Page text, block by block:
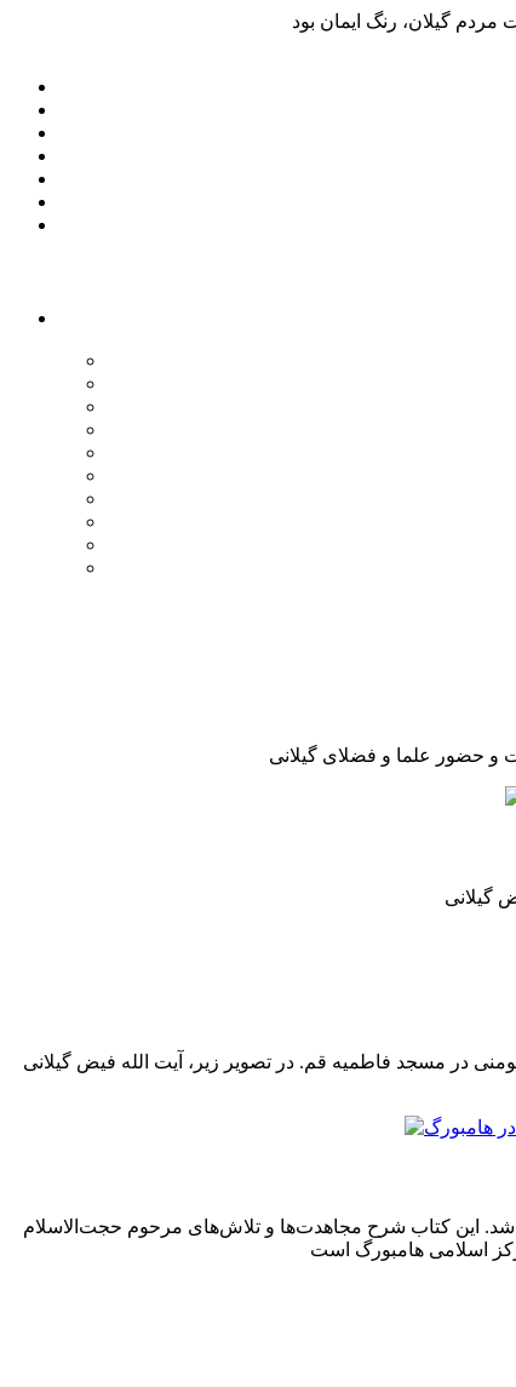
گیلانی
در مسجد فاطمیه قم. در تصویر زیر، آیت الله فیض گیلانی
از تازه‌ترین منشورات موسسه فرهنگی هنری مرکز اسناد انقلاب اسلامی، یکشنبه ۲۰ تیرماه برگزار شد. این کتاب شرح مجاهدت‌ها و تلاش‌های مرحوم حجت‌الاسلام